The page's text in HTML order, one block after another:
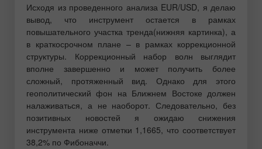
Исходя из проведенного анализа EUR/USD, я делаю
вывод, что инструмент остается в рамках
повышательного участка тренда(нижняя картинка), а
в краткосрочном плане – в рамках коррекционной
структуры. Коррекционный набор волн выглядит
вполне завершенно и может получить более
сложный, протяженный вид. Однако для этого
геополитический фон на Ближнем Востоке должен
налаживаться, а не наоборот. Следовательно, без
позитивных новостей я ожидаю снижения
инструмента ниже отметки 1,1665, что соответствует
38,2% по Фибоначчи.